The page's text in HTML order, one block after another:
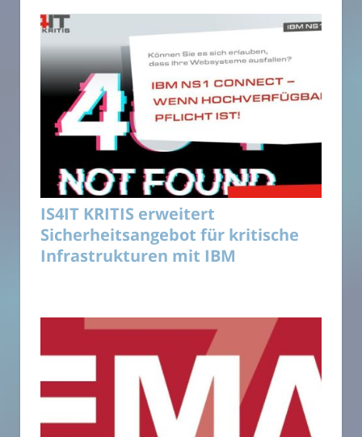
IS4IT KRITIS erweitert
Sicherheitsangebot für kritische
Infrastrukturen mit IBM